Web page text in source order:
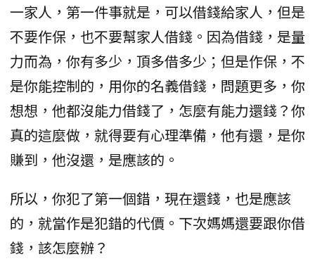
一家人，第一件事就是，可以借錢給家人，但是
不要作保，也不要幫家人借錢。因為借錢，是量
力而為，你有多少，頂多借多少；但是作保，不
是你能控制的，用你的名義借錢，問題更多，你
想想，他都沒能力借錢了，怎麼有能力還錢？你
真的這麼做，就得要有心理準備，他有還，是你
賺到，他沒還，是應該的。
所以，你犯了第一個錯，現在還錢，也是應該
的，就當作是犯錯的代價。下次媽媽還要跟你借
錢，該怎麼辦？